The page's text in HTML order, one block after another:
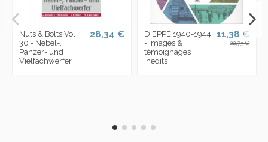
Nuts & Bolts Vol
30 - Nebel-,
Panzer- und
Vielfachwerfer
28,34 €
DIEPPE 1940-1944
- Images &
témoignages
inédits
11,38 €
22,75 €